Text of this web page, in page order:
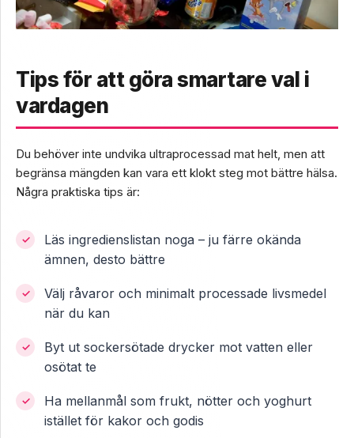
Tips för att göra smartare val i
vardagen
Du behöver inte undvika ultraprocessad mat helt, men att
begränsa mängden kan vara ett klokt steg mot bättre hälsa.
Några praktiska tips är:
Läs ingredienslistan noga – ju färre okända
ämnen, desto bättre
Välj råvaror och minimalt processade livsmedel
när du kan
Byt ut sockersötade drycker mot vatten eller
osötat te
Ha mellanmål som frukt, nötter och yoghurt
istället för kakor och godis